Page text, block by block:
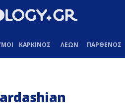
ΚΑΡΚΙΝΟΣ ΛΕΩΝ ΠΑΡΘΕΝΟΣ